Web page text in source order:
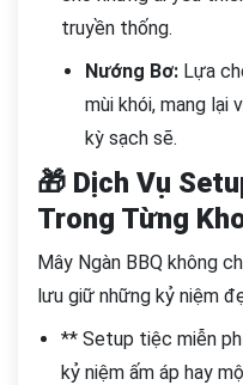
truyền thống.
Nướng Bơ: Lựa
mùi khói, mang lại
kỳ sạch sẽ.
🎁 Dịch Vụ
Trong Từng
Mây Ngàn BBQ không
lưu giữ những kỷ niệm
** Setup tiệc miễn
kỷ niệm ấm áp hay